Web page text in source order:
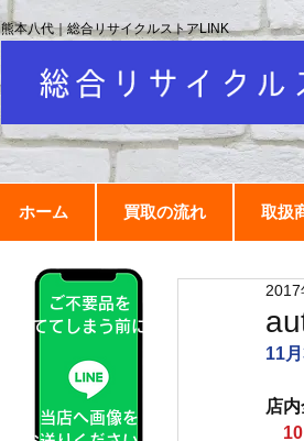
ホーム 買取の流れ 取扱
熊本八代｜総合リサイクルストアLINK
2017
11
店
10
ご不要品を
捨ててしまう前に！
当店へ画像を